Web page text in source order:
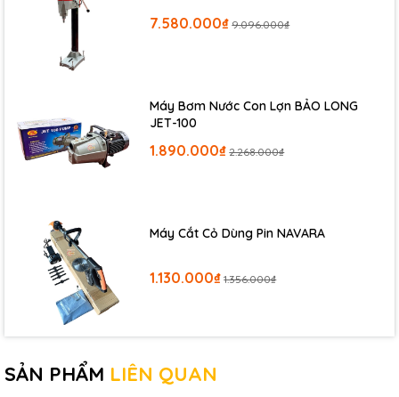
Kích thước :110x19x10mm
Chất liệu :CR-V
Bộ phụ kiện đi kèm :10 chi tiết PH1-PH2-3.0-5.0-6.0-T15-T20-H2-
7.580.000₫ 9.096.000₫
Máy Bơm Nước Con Lợn BẢO LONG
JET-100
1.890.000₫ 2.268.000₫
Máy Cắt Cỏ Dùng Pin NAVARA
1.130.000₫ 1.356.000₫
SẢN PHẨM LIÊN QUAN